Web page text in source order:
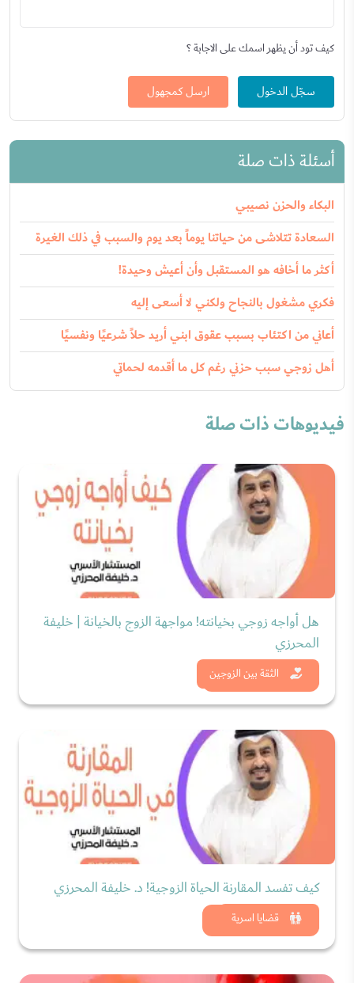
كيف تود أن يظهر اسمك على الاجابة ؟
سجّل الدخول ارسل كمجهول
أسئلة ذات صلة
البكاء والحزن نصيبي
السعادة تتلاشى من حياتنا يوماً بعد يوم والسبب في ذلك الغيرة
أكثر ما أخافه هو المستقبل وأن أعيش وحيدة!
فكري مشغول بالنجاح ولكني لا أسعى إليه
أعاني من اكتئاب بسبب عقوق ابني أريد حلاً شرعيًا ونفسيًا
أهل زوجي سبب حزني رغم كل ما أقدمه لحماتي
فيديوهات ذات صلة
الثقة بين الزوجين
هل أواجه زوجي بخيانته! مواجهة الزوج بالخيانة | خليفة
المحرزي
شاهد الان
قضايا اسرية
كيف تفسد المقارنة الحياة الزوجية! د. خليفة المحرزي
شاهد الان